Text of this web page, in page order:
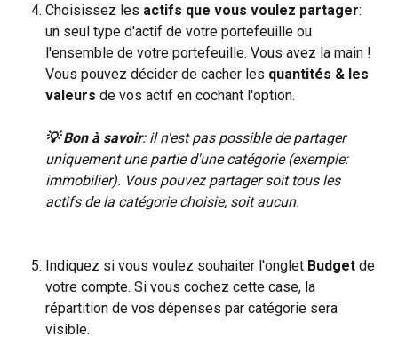
Choisissez les actifs que vous voulez partager:
un seul type d'actif de votre portefeuille ou
l'ensemble de votre portefeuille. Vous avez la main !
Vous pouvez décider de cacher les quantités & les
valeurs de vos actif en cochant l'option.
💡 Bon à savoir: il n'est pas possible de partager
uniquement une partie d'une catégorie (exemple:
immobilier). Vous pouvez partager soit tous les
actifs de la catégorie choisie, soit aucun.
Indiquez si vous voulez souhaiter l'onglet Budget de
votre compte. Si vous cochez cette case, la
répartition de vos dépenses par catégorie sera
visible.